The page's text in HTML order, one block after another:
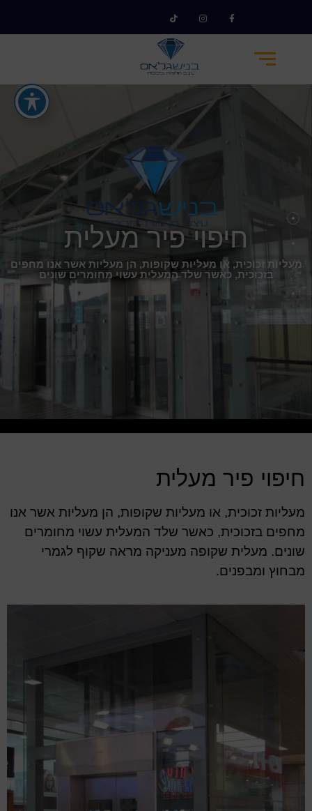
מעליות זכוכית, או מעליות שקופות, הן מעליות אשר אנו מחפים
בזכוכית, כאשר שלד המעלית עשוי מחומרים שונים
חיפוי פיר מעלית
חיפוי פיר מעלית
מעליות זכוכית, או מעליות שקופות, הן מעליות אשר אנו
מחפים בזכוכית, כאשר שלד המעלית עשוי מחומרים
שונים. מעלית שקופה מעניקה מראה שקוף לגמרי
מבחוץ ומבפנים.